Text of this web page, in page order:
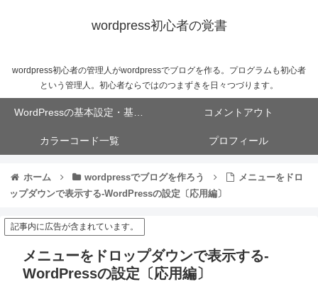
wordpress初心者の覚書
wordpress初心者の管理人がwordpressでブログを作る。プログラムも初心者
という管理人。初心者ならではのつまずきを日々つづります。
WordPressの基本設定・基本操作 コメントアウト
カラーコード一覧 プロフィール
ホーム wordpressでブログを作ろう
メニューをドロ
ップダウンで表示する-WordPressの設定〔応用編〕
記事内に広告が含まれています。
メニューをドロップダウンで表示する-
WordPressの設定〔応用編〕